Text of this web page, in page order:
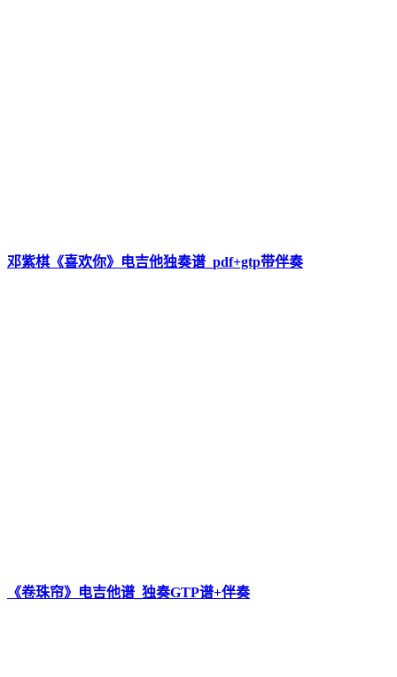
邓紫棋《喜欢你》电吉他独奏谱_pdf+gtp带伴奏
《卷珠帘》电吉他谱_独奏GTP谱+伴奏